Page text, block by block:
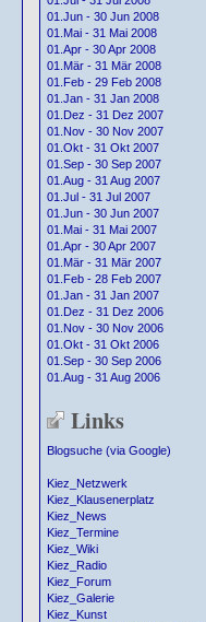
01.Jun - 30 Jun 2008
01.Mai - 31 Mai 2008
01.Apr - 30 Apr 2008
01.Mär - 31 Mär 2008
01.Feb - 29 Feb 2008
01.Jan - 31 Jan 2008
01.Dez - 31 Dez 2007
01.Nov - 30 Nov 2007
01.Okt - 31 Okt 2007
01.Sep - 30 Sep 2007
01.Aug - 31 Aug 2007
01.Jul - 31 Jul 2007
01.Jun - 30 Jun 2007
01.Mai - 31 Mai 2007
01.Apr - 30 Apr 2007
01.Mär - 31 Mär 2007
01.Feb - 28 Feb 2007
01.Jan - 31 Jan 2007
01.Dez - 31 Dez 2006
01.Nov - 30 Nov 2006
01.Okt - 31 Okt 2006
01.Sep - 30 Sep 2006
01.Aug - 31 Aug 2006
Links
Blogsuche (via Google)
Kiez_Netzwerk
Kiez_Klausenerplatz
Kiez_News
Kiez_Termine
Kiez_Wiki
Kiez_Radio
Kiez_Forum
Kiez_Galerie
Kiez_Kunst